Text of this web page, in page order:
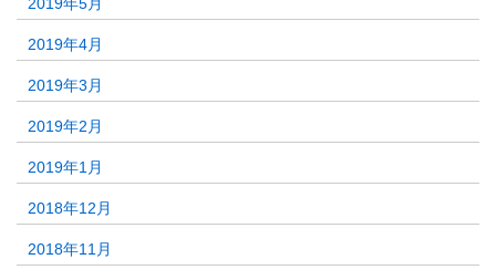
2019年5月
2019年4月
2019年3月
2019年2月
2019年1月
2018年12月
2018年11月